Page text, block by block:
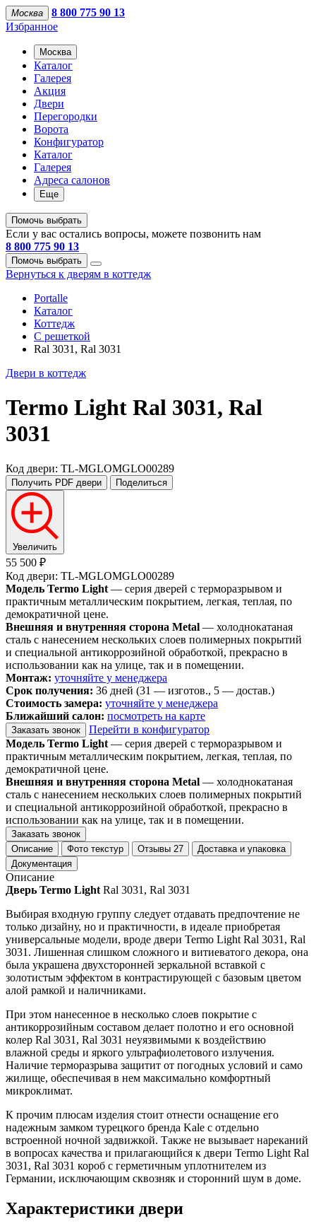
Москва
8 800 775 90 13
Избранное
Москва
Каталог
Галерея
Акция
Двери
Перегородки
Ворота
Конфигуратор
Каталог
Галерея
Адреса салонов
Еще
Помочь выбрать
Если у вас остались вопросы, можете позвонить нам
8 800 775 90 13
Помочь выбрать
Вернуться к дверям в коттедж
Portalle
Каталог
Коттедж
С решеткой
Ral 3031, Ral 3031
Двери в коттедж
Termo Light Ral 3031, Ral
3031
Код двери: TL-MGLOMGLO00289
Получить PDF двери Поделиться
Увеличить
55 500 ₽
Код двери: TL-MGLOMGLO00289
Модель Termo Light — серия дверей с терморазрывом и
практичным металлическим покрытием, легкая, теплая, по
демократичной цене.
Внешняя и внутренняя сторона Metal — холоднокатаная
сталь с нанесением нескольких слоев полимерных покрытий
и специальной антикоррозийной обработкой, прекрасно в
использовании как на улице, так и в помещении.
Монтаж: уточняйте у менеджера
Срок получения: 36 дней (31 — изготов., 5 — достав.)
Стоимость замера: уточняйте у менеджера
Ближайший салон: посмотреть на карте
Заказать звонок
Перейти в конфигуратор
Модель Termo Light — серия дверей с терморазрывом и
практичным металлическим покрытием, легкая, теплая, по
демократичной цене.
Внешняя и внутренняя сторона Metal — холоднокатаная
сталь с нанесением нескольких слоев полимерных покрытий
и специальной антикоррозийной обработкой, прекрасно в
использовании как на улице, так и в помещении.
Заказать звонок
Описание
Фото текстур Отзывы 27
Доставка и упаковка
Документация
Описание
Дверь Termo Light Ral 3031, Ral 3031
Выбирая входную группу следует отдавать предпочтение не
только дизайну, но и практичности, в идеале приобретая
универсальные модели, вроде двери Termo Light Ral 3031, Ral
3031. Лишенная слишком сложного и витиеватого декора, она
была украшена двухсторонней зеркальной вставкой с
золотистым эффектом в контрастирующей с базовым цветом
алой рамкой и наличниками.
При этом нанесенное в несколько слоев покрытие с
антикоррозийным составом делает полотно и его основной
колер Ral 3031, Ral 3031 неуязвимыми к воздействию
влажной среды и яркого ультрафиолетового излучения.
Наличие терморазрыва защитит от погодных условий и само
жилище, обеспечивая в нем максимально комфортный
микроклимат.
К прочим плюсам изделия стоит отнести оснащение его
надежным замком турецкого бренда Kale с отдельно
встроенной ночной задвижкой. Также не вызывает нареканий
в вопросах качества и прилагающийся к двери Termo Light Ral
3031, Ral 3031 короб с герметичным уплотнителем из
Германии, исключающим сквозняк и сторонний шум в доме.
Характеристики двери